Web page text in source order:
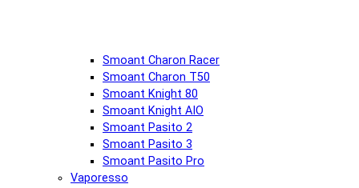
Smoant Charon Racer
Smoant Charon T50
Smoant Knight 80
Smoant Knight AIO
Smoant Pasito 2
Smoant Pasito 3
Smoant Pasito Pro
Vaporesso